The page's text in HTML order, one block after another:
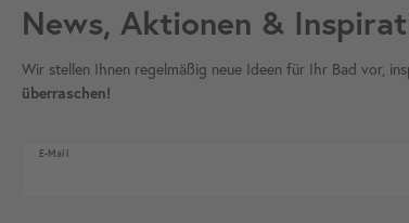
News, Aktionen &
Wir stellen Ihnen regelmäßig neue Ideen für Ihr Bad vor,
überraschen!
E-Mail
Newsletter Honig